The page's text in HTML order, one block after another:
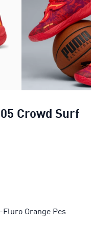
Crowd Surf
Orange Pes